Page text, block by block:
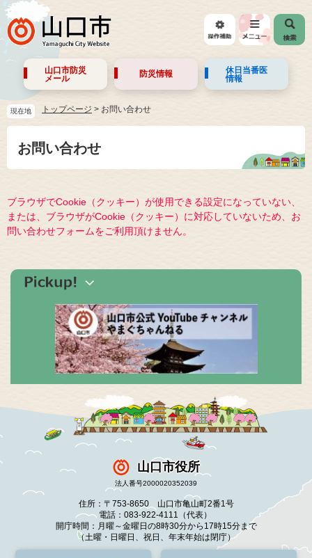
山口市防災
メール
防災情報
休日当番医
情報
現在地 トップページ > お問い合わせ
お問い合わせ
ブラウザでCookie（クッキー）が使用できる設定になっていない、
または、ブラウザがCookie（クッキー）に対応していないため、お
問い合わせフォームをご利用頂けません。
山口市役所
法人番号2000020352039
住所：〒753-8650 山口市亀山町2番1号
電話：083-922-4111（代表）
開庁時間：月曜～金曜日の8時30分から17時15分まで
（土曜・日曜日、祝日、年末年始は閉庁）